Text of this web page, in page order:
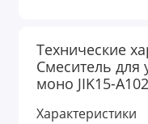
Технические
Смеситель для
моно JIK15-
Характеристики